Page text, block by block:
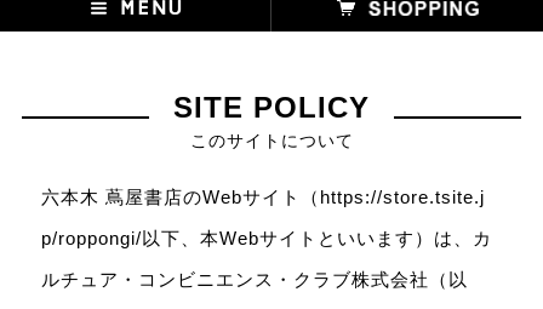
SITE POLICY
このサイトについて
六本木 蔦屋書店のWebサイト（https://store.tsite.j
p/roppongi/以下、本Webサイトといいます）は、カ
ルチュア・コンビニエンス・クラブ株式会社（以